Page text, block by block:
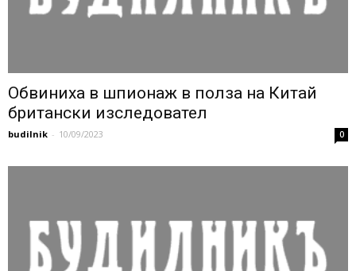
Обвиниха в шпионаж в полза на Китай
британски изследовател
budilnik - 10/09/2023 0